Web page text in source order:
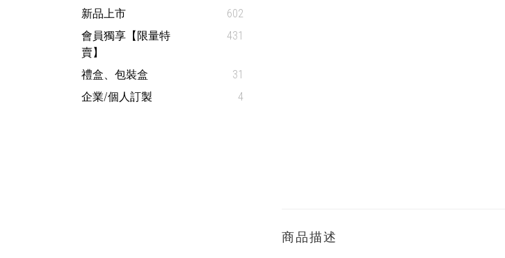
新品上市
602
會員獨享【限量特
賣】
431
禮盒、包裝盒
31
企業/個人訂製
4
商品描述